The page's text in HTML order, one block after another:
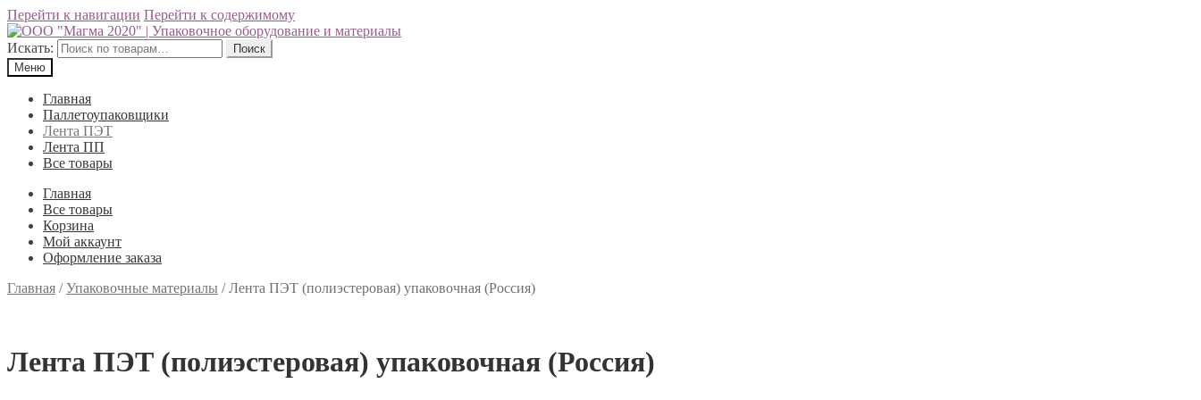
Перейти к навигации Перейти к содержимому
Искать:
Поиск
Меню
Главная
Паллетоупаковщики
Лента ПЭТ
Лента ПП
Все товары
Главная
Все товары
Корзина
Мой аккаунт
Оформление заказа
Главная /Упаковочные материалы /Лента ПЭТ (полиэстеровая) упаковочная (Россия)
Лента ПЭТ (полиэстеровая) упаковочная (Россия)